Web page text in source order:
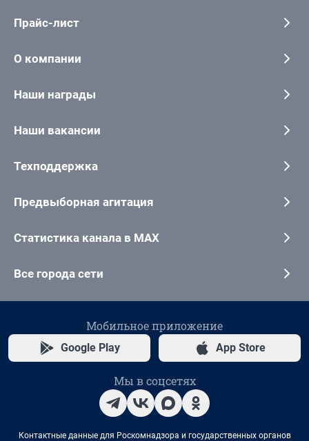
Прайс-лист
О компании
Наши награды
Наши вакансии
Техподдержка
Предвыборная агитация
Статистика канала в MAX
Все города сети
Мобильное приложение
Google Play App Store
Мы в соцсетях
Контактные данные для Роскомнадзора и государственных органов